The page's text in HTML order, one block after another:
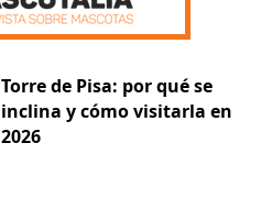
Torre de Pisa: por qué se
inclina y cómo visitarla en
2026